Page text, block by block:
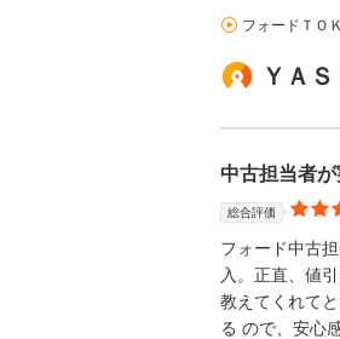
フォードＴＯ
ＹＡ
中古担当者
総合評価
フォード中古
入。正直、値
教えてくれて
る ので、安心